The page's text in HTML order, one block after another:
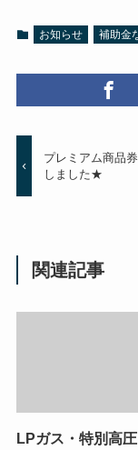
お知らせ 補助金
プレミアム商品
しました★
関連記事
LPガス・特別高